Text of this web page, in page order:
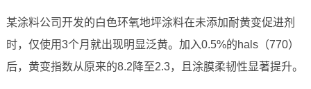
某涂料公司开发的白色环氧地坪涂料在未添加耐黄变促进剂
时，仅使用3个月就出现明显泛黄。加入0.5%的hals（770）
后，黄变指数从原来的8.2降至2.3，且涂膜柔韧性显著提升。